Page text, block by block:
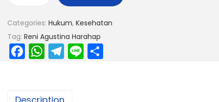
Categories: Hukum, Kesehatan
Tag: Reni Agustina Harahap
F
a
W
h
T
el
Li
n